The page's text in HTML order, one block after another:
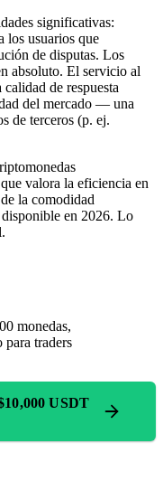
significativas:
los usuarios que
de disputas. Los
absoluto. El servicio al
de respuesta
del mercado — una
de terceros (p. ej.
valora la eficiencia en
la comodidad
en 2026. Lo
monedas,
traders
USDT